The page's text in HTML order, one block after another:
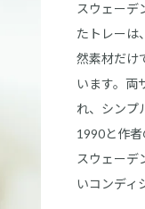
スウェーデ
たトレーは
然素材だけ
います。両
れ、シンプ
1990と作者
スウェーデ
いコンディ